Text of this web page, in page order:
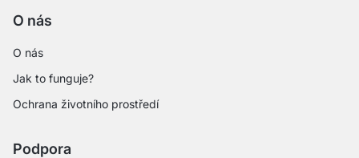
O nás
O nás
Jak to funguje?
Ochrana životního prostředí
Podpora